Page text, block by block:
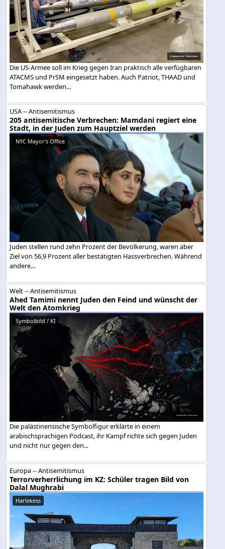
Die US-Armee soll im Krieg gegen Iran praktisch alle verfügbaren
ATACMS und PrSM eingesetzt haben. Auch Patriot, THAAD und
Tomahawk werden...
USA -- Antisemitismus
205 antisemitische Verbrechen: Mamdani regiert eine
Stadt, in der Juden zum Hauptziel werden
NYC Mayor's Office
Juden stellen rund zehn Prozent der Bevölkerung, waren aber
Ziel von 56,9 Prozent aller bestätigten Hassverbrechen. Während
andere...
Welt -- Antisemitismus
Ahed Tamimi nennt Juden den Feind und wünscht der
Welt den Atomkrieg
Symbolbild / KI
Die palästinensische Symbolfigur erklärte in einem
arabischsprachigen Podcast, ihr Kampf richte sich gegen Juden
und nicht nur gegen den...
Europa -- Antisemitismus
Terrorverherrlichung im KZ: Schüler tragen Bild von
Dalal Mughrabi
Harlekess